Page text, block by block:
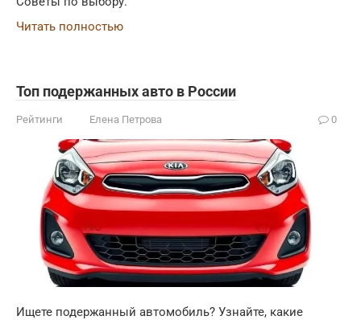
Читать полностью
Топ подержанных авто в России
Рейтинги Елена Петрова 0
Ищете подержанный автомобиль? Узнайте, какие